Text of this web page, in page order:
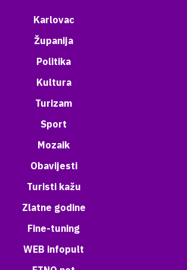
Karlovac
Županija
Politika
Kultura
Turizam
Sport
Mozaik
Obavijesti
Turisti kažu
Zlatne godine
Fine-tuning
WEB infopult